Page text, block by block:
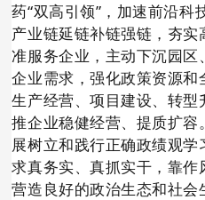
药“双高引领”，加速前沿科
产业链延链补链强链，夯
准服务企业，主动下沉园
企业需求，强化政策资源
生产经营、项目建设、转
推企业稳健经营、提质扩
展树立和践行正确政绩观
求真务实、真抓实干，靠
营造良好的政治生态和社